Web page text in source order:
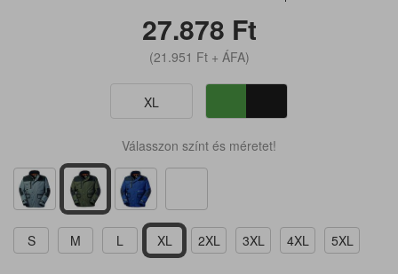
27.878 Ft
(21.951 Ft+ ÁFA)
XL
Válasszon színt és méretet!
S M L XL 2XL 3XL 4XL 5XL